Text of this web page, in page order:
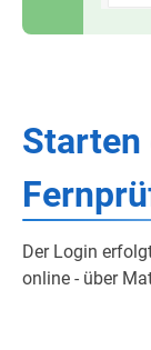
Starten
Der Login
online - über